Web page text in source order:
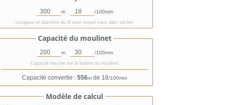
m /100mm
Longueur et diamètre du fil avec lequel vous allez pêcher
Capacité du moulinet
m /100mm
Capacité inscrite sur la bobine du moulinet
Capacité convertie : 556m de 18/100mm
Modèle de calcul